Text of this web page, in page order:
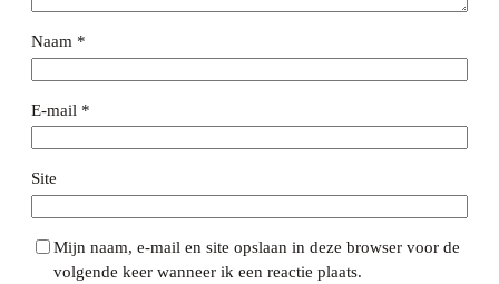
Naam *
E-mail *
Site
Mijn naam, e-mail en site opslaan in deze browser voor de
volgende keer wanneer ik een reactie plaats.